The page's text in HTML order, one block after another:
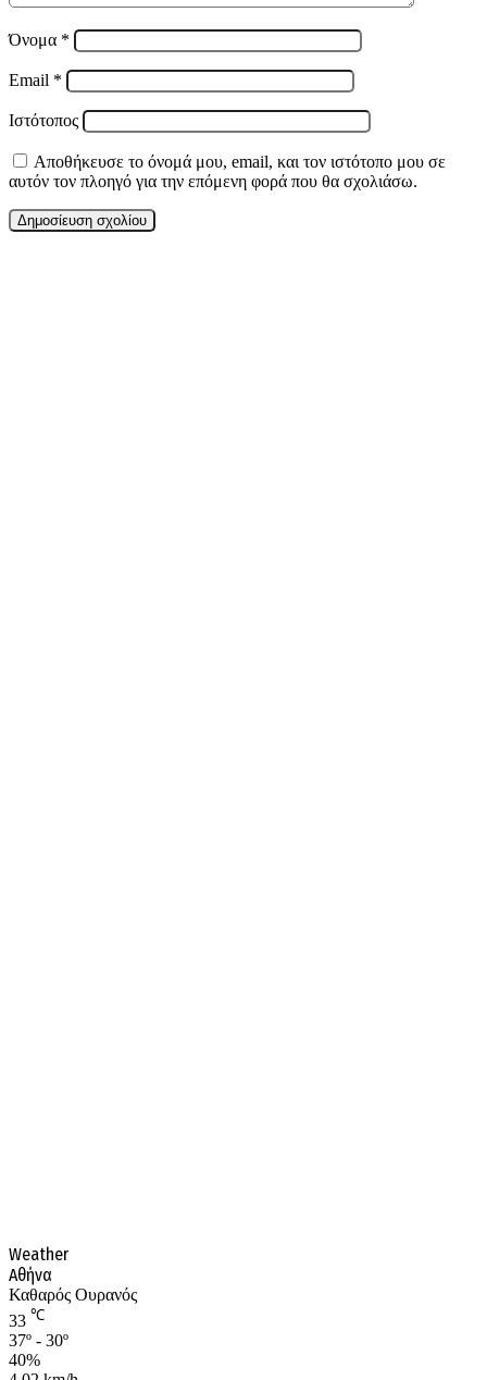
Όνομα *
Email *
Ιστότοπος
Αποθήκευσε το όνομά μου, email, και τον ιστότοπο μου σε
αυτόν τον πλοηγό για την επόμενη φορά που θα σχολιάσω.
Weather
Αθήνα
Καθαρός Ουρανός
33 ℃
37º - 30º
40%